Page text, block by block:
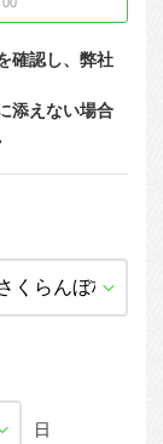
確認し、弊社
添えない場合
日